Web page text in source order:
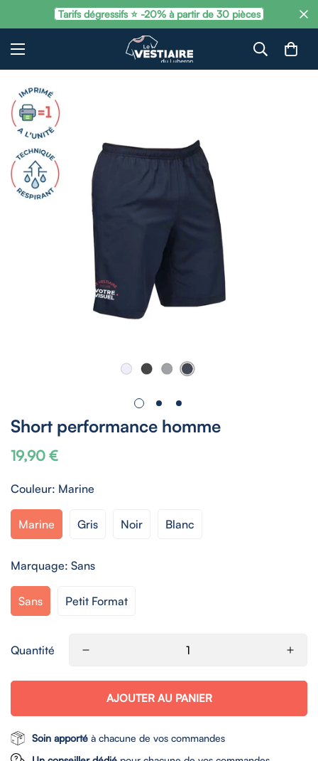
Tarifs dégressifs ⭐ -20% à partir de 30 pièces
Short performance homme
Prix
habituel
19,90 €
Couleur: Marine
Marine Gris Noir Blanc
Marquage: Sans
Sans Petit Format
Quantité
AJOUTER AU PANIER
Soin apporté à chacune de vos commandes